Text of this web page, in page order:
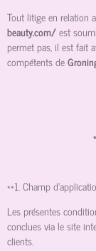
Tout litige en relation
beauty.com/est
permet pas, il est fait
compétents de
**1. Champ
Les présentes
conclues via le site
clients.